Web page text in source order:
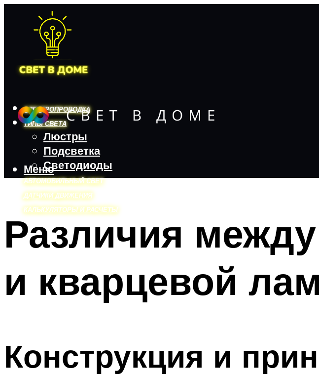
ЭЛЕКТРОПРОВОДКА
ТИПЫ СВЕТА
Люстры
Подсветка
Светодиоды
АВТОМОБИЛЬНЫЙ СВЕТ
ДАТЧИКИ ДВИЖЕНИЯ
КАЛЬКУЛЯТОРЫ И РАСЧЕТЫ
Меню
Меню
Различия
и кварцевой
Конструкция и